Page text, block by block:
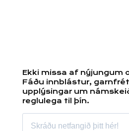
Ekki missa af nýjungum
Fáðu innblástur,
upplýsingar um
reglulega til þín.